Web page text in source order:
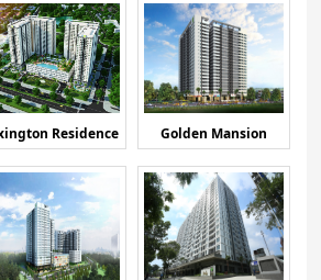
Residence Golden Mansion